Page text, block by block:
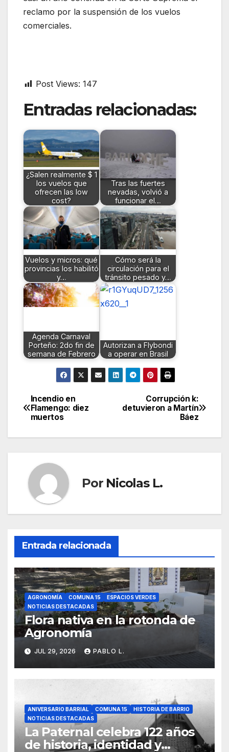
reclamo por la suspensión de los vuelos
comerciales.
Post Views: 147
Entradas relacionadas:
¿Salen realmente $ 1
los vuelos que
ofrecen las low
cost?
Tras las fuertes
nevadas, volvió a
funcionar el…
Vuelos y micros: qué
provincias los habilitó
y…
Cómo será la
circulación para el
tránsito pesado y…
Agenda Carnaval
Porteño: 2do fin de
semana de Febrero
Autorizan a Flybondi
a operar en Brasil
Navegación
de
Corrupción k:
detuvieron a Martín
Báez
Incendio en
Flamengo: diez
muertos
Por Nicolas L.
Entrada relacionada
AGRONOMÍA COMUNA 15
ESPACIOS VERDES
NOTICIAS DESTACADAS
Flora nativa en la rotonda de
Agronomía
JUL 29, 2026 PABLO L.
ANIVERSARIO BARRIAL COMUNA 15
HISTORIA DE BARRIO
NOTICIAS DESTACADAS
La Paternal celebra 122 años
de historia, identidad y